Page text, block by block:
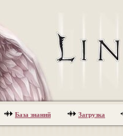
База знаний Загрузка